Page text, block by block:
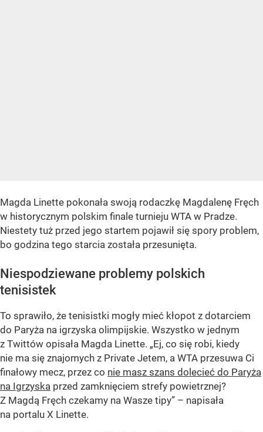
Magda Linette pokonała swoją rodaczkę Magdalenę Fręch
w historycznym polskim finale turnieju WTA w Pradze.
Niestety tuż przed jego startem pojawił się spory problem,
bo godzina tego starcia została przesunięta.
Niespodziewane problemy polskich
tenisistek
To sprawiło, że tenisistki mogły mieć kłopot z dotarciem
do Paryża na igrzyska olimpijskie. Wszystko w jednym
z Twittów opisała Magda Linette. „Ej, co się robi, kiedy
nie ma się znajomych z Private Jetem, a WTA przesuwa Ci
finałowy mecz, przez co nie masz szans dolecieć do Paryża
na Igrzyska przed zamknięciem strefy powietrznej?
Z Magdą Fręch czekamy na Wasze tipy” – napisała
na portalu X Linette.